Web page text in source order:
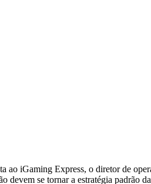
ao iGaming Express, o diretor de
se tornar a estratégia padrão